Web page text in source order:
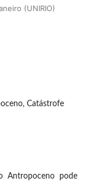
(UNIRIO)
Catástrofe
Antropoceno pode